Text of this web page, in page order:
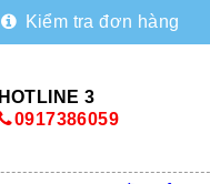
Kiểm tra đơn hàng
HOTLINE 3
0917386059